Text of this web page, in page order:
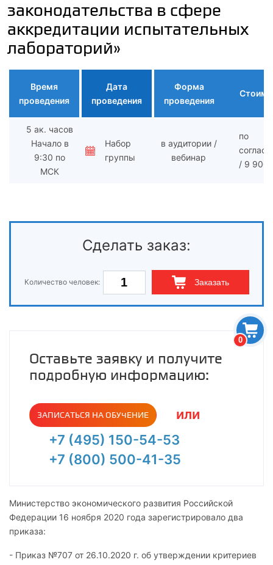
0
законодательства в сфере
аккредитации испытательных
лабораторий»
Время
проведения
Дата
проведения
Форма
проведения
5 ак. часов
Начало в
9:30 по
МСК
Набор
группы
в аудитории /
вебинар
по
/ 9 900
Сделать заказ:
Количество человек: Заказать
Оставьте заявку и получите
подробную информацию:
ЗАПИСАТЬСЯ НА ОБУЧЕНИЕ
или
+7 (495) 150-54-53
+7 (800) 500-41-35
Министерство экономического развития Российской
Федерации 16 ноября 2020 года зарегистрировало два
приказа:
- Приказ №707 от 26.10.2020 г. об утверждении критериев